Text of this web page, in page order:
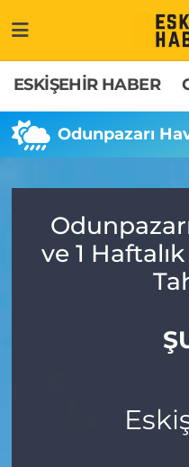
ESKİŞEHİR HABER
Odunpazarı
ve 1
GÜNDEM
ASAYİŞ
EKONOMİ
Hakkımızda
İletişim
Odunpazarı
Süper Lig Puan
Son Dakika